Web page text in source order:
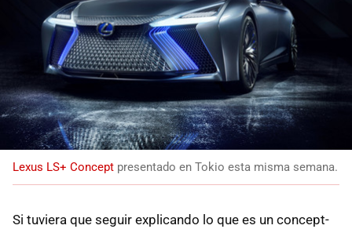
Lexus LS+ Concept presentado en Tokio esta misma semana.
Si tuviera que seguir explicando lo que es un concept-